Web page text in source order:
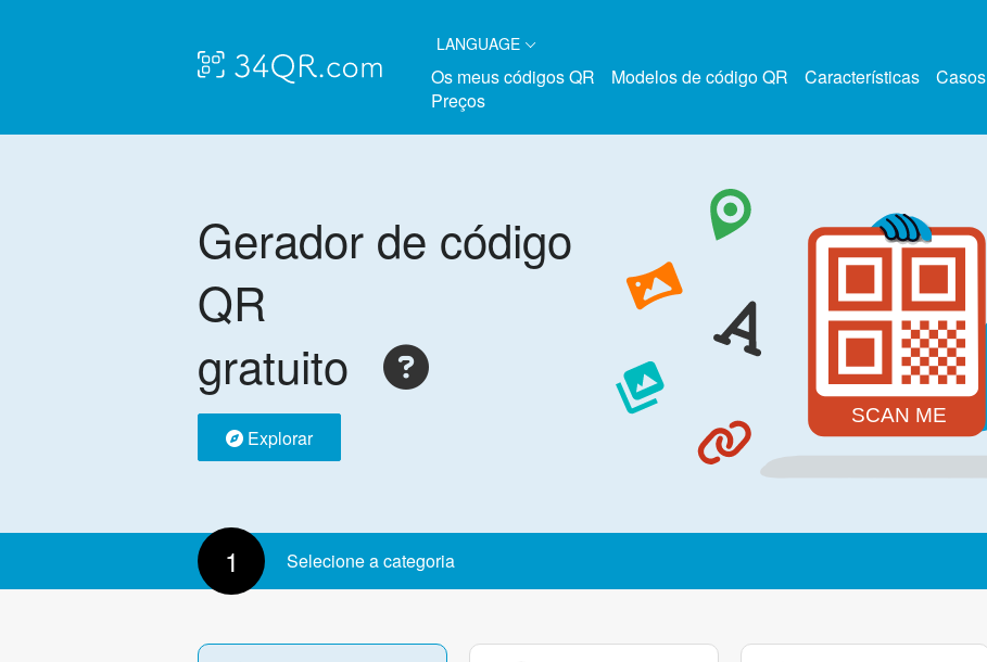
LANGUAGE
Os meus códigos QR Modelos de código QR Características
Casos
Preços
Gerador de código
QR
gratuito
Explorar
1 Selecione a categoria